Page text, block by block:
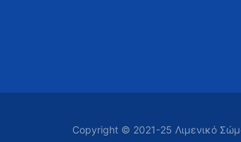
Copyright © 2021-25 Λιμενικό